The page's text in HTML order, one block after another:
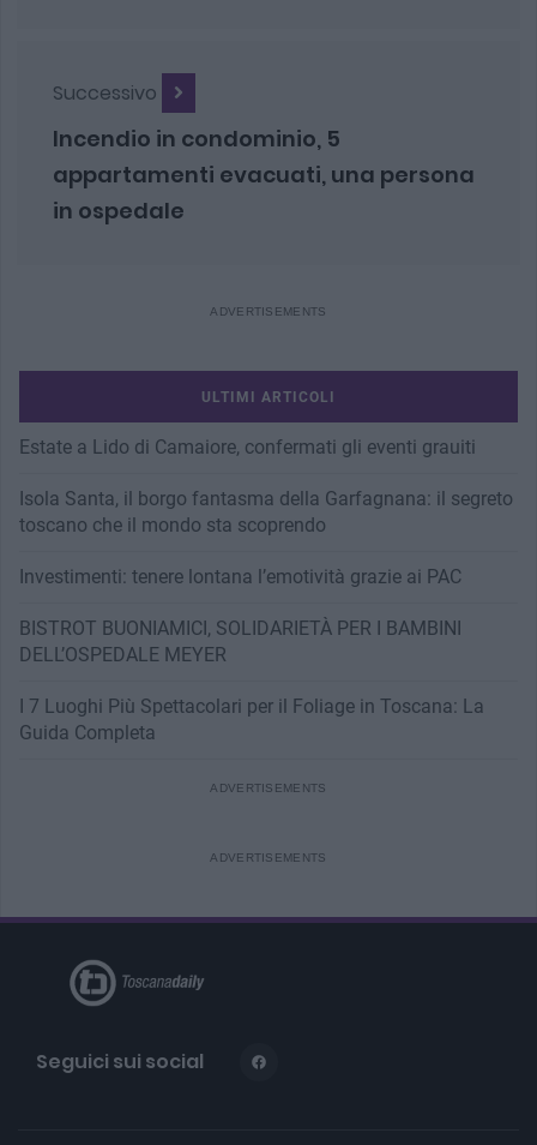
Successivo
Incendio in condominio, 5
appartamenti evacuati, una persona
in ospedale
ULTIMI ARTICOLI
Estate a Lido di Camaiore, confermati gli eventi grauiti
Isola Santa, il borgo fantasma della Garfagnana: il segreto
toscano che il mondo sta scoprendo
Investimenti: tenere lontana l’emotività grazie ai PAC
BISTROT BUONIAMICI, SOLIDARIETÀ PER I BAMBINI
DELL’OSPEDALE MEYER
I 7 Luoghi Più Spettacolari per il Foliage in Toscana: La
Guida Completa
Seguici sui social